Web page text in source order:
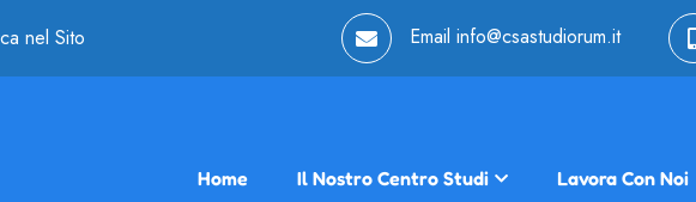
nel Sito Email info@csastudiorum.it
Home Il Nostro Centro Studi Lavora Con Noi